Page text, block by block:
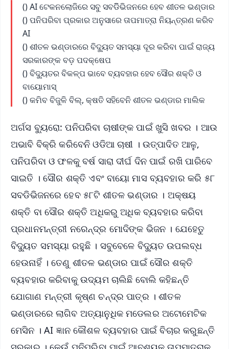
() AI ଟେକନଲୋଜିରେ ସବୁ ସବଡିିଭିଜନରେ ହେବ ଶୀତଳ ଭଣ୍ଡାର
() ପନିପରିବା ପ୍ରକାର ଅନୁସାରେ ତାପମାତ୍ରା ନିୟନ୍ତ୍ରଣ କରିବ
AI
() ଶୀତଳ ଭଣ୍ଡାରରେ ବିଦ୍ୟୁତ ସମସ୍ୟା ଦୂର କରିବା ପାଇଁ ରାଜ୍ୟ
ସରକାରଙ୍କ ବଡ଼ ପଦକ୍ଷେପ
() ବିଦ୍ୟୁତର ବିକଳ୍ପ ଭାବେ ବ୍ୟବହାର ହେବ ସୌର ଶକ୍ତି ଓ
ବାୟୋମାସ୍
() କମିବ ବିଜୁଳି ବିଲ୍‍, କ୍ଷତି ସହିବେନି ଶୀତଳ ଭଣ୍ଡାର ମାଲିକ
ଅର୍ଗସ ବ୍ୟୁରୋ: ପନିପରିବା ଚାଷୀଙ୍କ ପାଇଁ ଖୁସି ଖବର । ଆଉ
ଅଭାବି ବିକ୍ରି କରିବେନି ଓଡିଆ ଚାଷୀ । ଉତ୍ପାଦିତ ଆଳୁ,
ପନିପରିବା ଓ ଫଳକୁ ବର୍ଷ ସାରା ଦୀର୍ଘ ଦିନ ପାଇଁ ରଖି ପାରିବେ
ସାଇତି । ସୌର ଶକ୍ତି ଏବଂ ବାୟୋ ମାସ ବ୍ୟବହାର କରି ୫୮
ସବଡିଭିଜନରେ ହେବ ୫୮ଟି ଶୀତଳ ଭଣ୍ଡାର । ଅକ୍ଷୟ
ଶକ୍ତି ବା ସୌର ଶକ୍ତି ଅଧିକରୁ ଅଧିକ ବ୍ୟବହାର କରିବା
ପ୍ରଧାନମନ୍ତ୍ରୀ ନରେନ୍ଦ୍ର ମୋଦିଙ୍କ ଭିଜନ । ଯେହେତୁ
ବିଦ୍ୟୁତ ସମସ୍ୟା ରହୁଛି । ସବୁବେଳେ ବିଦ୍ୟୁତ ଉପଲବ୍ଧ
ହେଉନାହିଁ । ତେଣୁ ଶୀତଳ ଭଣ୍ଡାର ପାଇଁ ସୌର ଶକ୍ତି
ବ୍ୟବହାର କରିବାକୁ ଉଦ୍ୟମ ଚାଲିଛି ବୋଲି କହିଛନ୍ତି
ଯୋଗାଣ ମନ୍ତ୍ରୀ କୃଷ୍ଣ ଚନ୍ଦ୍ର ପାତ୍ର । ଶୀତଳ
ଭଣ୍ଡାରରେ ଲାଗିବ ଅତ୍ୟାନୁଧିକ ମଡେଲର ଅଟୋମେଟିକ
ମେସିନ । AI ଜ୍ଞାନ କୌଶଳ ବ୍ୟବହାର ପାଇଁ ବିଚାର କରୁଛନ୍ତି